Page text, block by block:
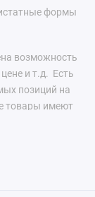
формы
возможность
и т.д. Есть
позиций на
товары имеют